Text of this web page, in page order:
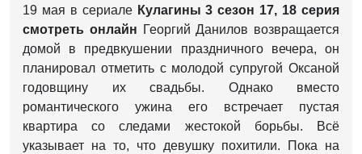
19 мая в сериале Кулагины 3 сезон 17, 18 серия
смотреть онлайн Георгий Данилов возвращается
домой в предвкушении праздничного вечера, он
планировал отметить с молодой супругой Оксаной
годовщину их свадьбы. Однако вместо
романтического ужина его встречает пустая
квартира со следами жестокой борьбы. Всё
указывает на то, что девушку похитили. Пока на